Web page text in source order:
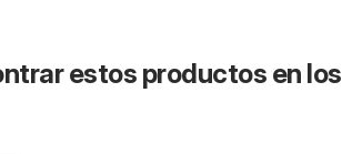
estos productos en los